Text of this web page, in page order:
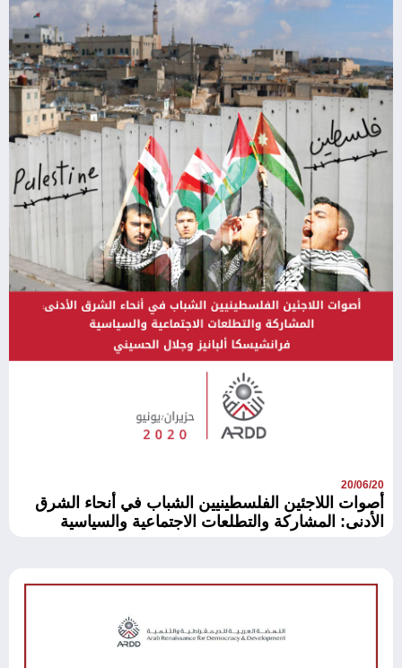
20/06/20
أصوات اللاجئين الفلسطينيين الشباب في أنحاء الشرق
الأدنى: المشاركة والتطلعات الاجتماعية والسياسية